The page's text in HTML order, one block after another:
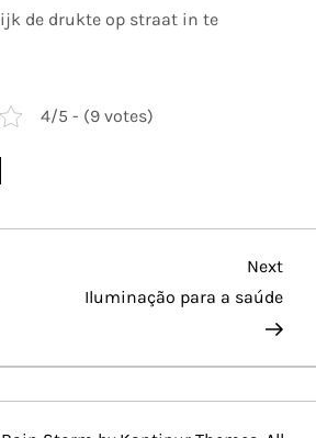
de drukte op straat in te
4/5 - (9 votes)
Post
Next
Iluminação para a saúde